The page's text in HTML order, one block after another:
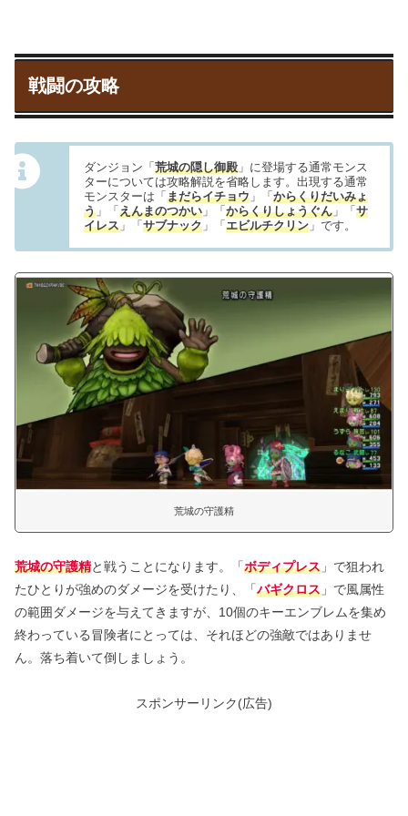
戦闘の攻略
ダンジョン「 荒城の隠し御殿 」に登場する通常モンス
ターについては攻略解説を省略します。出現する通常
モンスターは「 まだらイチョウ 」「 からくりだいみょ
う 」「 えんまのつかい 」「 からくりしょうぐん 」「 サ
イレス 」「 サブナック 」「 エビルチクリン 」です。
荒城の守護精
荒城の守護精と戦うことになります。「ボディプレス 」で狙われ
たひとりが強めのダメージを受けたり、「バギクロス 」で風属性
の範囲ダメージを与えてきますが、10個のキーエンブレムを集め
終わっている冒険者にとっては、それほどの強敵ではありませ
ん。落ち着いて倒しましょう。
スポンサーリンク(広告)